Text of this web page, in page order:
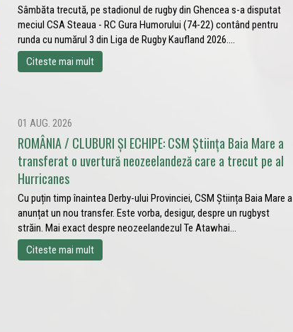
Sâmbăta trecută, pe stadionul de rugby din Ghencea s-a disputat
meciul CSA Steaua - RC Gura Humorului (74-22) contând pentru
runda cu numărul 3 din Liga de Rugby Kaufland 2026....
Citeste mai mult
01 AUG. 2026
ROMÂNIA / CLUBURI ȘI ECHIPE: CSM Știința Baia Mare a
transferat o uvertură neozeelandeză care a trecut pe al
Hurricanes
Cu puțin timp înaintea Derby-ului Provinciei, CSM Știința Baia Mare a
anunțat un nou transfer. Este vorba, desigur, despre un rugbyst
străin. Mai exact despre neozeelandezul Te Atawhai...
Citeste mai mult